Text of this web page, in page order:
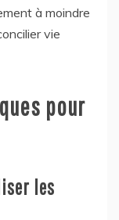
à moindre
vie
pour
les